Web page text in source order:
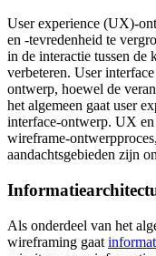
User experience (UX)-
en -tevredenheid te
in de interactie tussen de
verbeteren. User
ontwerp, hoewel de
het algemeen gaat user
interface-ontwerp. UX
wireframe-
aandachtsgebieden zijn
Als onderdeel van het
wireframing gaat